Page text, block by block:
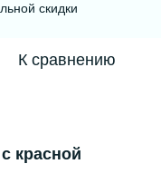
скидки
К сравнению
красной